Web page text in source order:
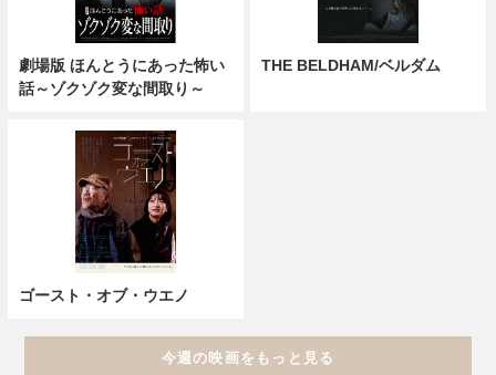
劇場版 ほんとうにあった怖い
話～ゾクゾク変な間取り～
THE BELDHAM/ベルダム
ゴースト・オブ・ウエノ
今週の映画をもっと見る